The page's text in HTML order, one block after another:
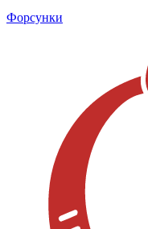
Форсунки